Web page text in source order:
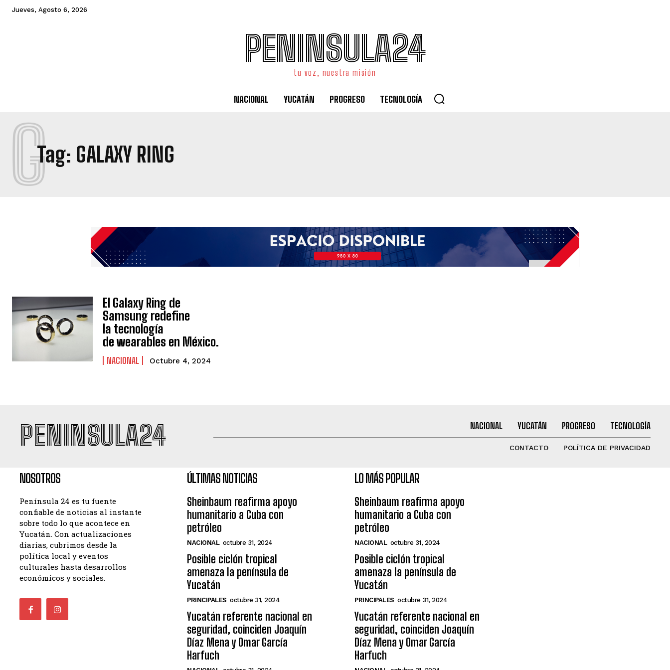
Jueves, Agosto 6, 2026
PENINSULA24
tu voz, nuestra misión
NACIONAL YUCATÁN PROGRESO TECNOLOGÍA
Tag: GALAXY RING
G
El Galaxy Ring de
Samsung redefine
la tecnología
de wearables en México.
NACIONAL Octubre 4, 2024
PENINSULA24 NACIONAL YUCATÁN PROGRESO TECNOLOGÍA
CONTACTO POLÍTICA DE PRIVACIDAD
NOSOTROS
Península 24 es tu fuente
confiable de noticias al instante
sobre todo lo que acontece en
Yucatán. Con actualizaciones
diarias, cubrimos desde la
política local y eventos
culturales hasta desarrollos
económicos y sociales.
ÚLTIMAS NOTICIAS
Sheinbaum reafirma apoyo
humanitario a Cuba con
petróleo
NACIONAL octubre 31, 2024
Posible ciclón tropical
amenaza la península de
Yucatán
PRINCIPALES octubre 31, 2024
Yucatán referente nacional en
seguridad, coinciden Joaquín
Díaz Mena y Omar García
Harfuch
LO MÁS POPULAR
Sheinbaum reafirma apoyo
humanitario a Cuba con
petróleo
NACIONAL octubre 31, 2024
Posible ciclón tropical
amenaza la península de
Yucatán
PRINCIPALES octubre 31, 2024
Yucatán referente nacional en
seguridad, coinciden Joaquín
Díaz Mena y Omar García
Harfuch